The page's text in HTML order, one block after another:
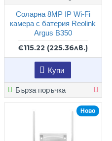
Соларна 8MP IP Wi-Fi
камера с батерия Reolink
Argus B350
€115.22 (225.36лв.)
Купи
Бърза поръчка
Ново